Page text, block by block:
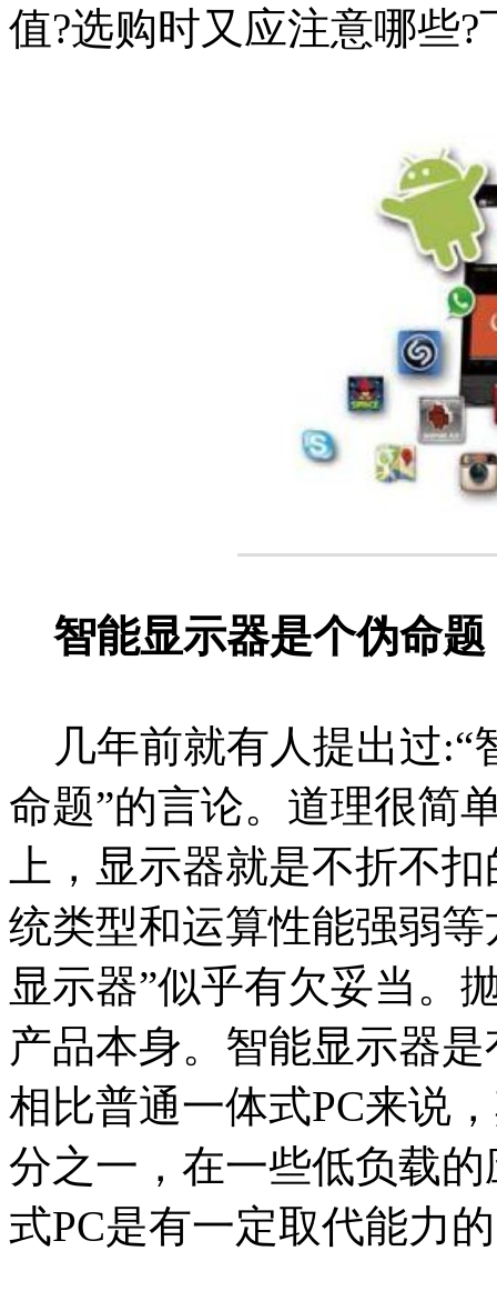
值?选购时又应注意哪些
智能显示器是个伪命题
几年前就有人提出过
命题”的言论。道理很简
上，显示器就是不折不
统类型和运算性能强弱
显示器”似乎有欠妥当。
产品本身。智能显示器
相比普通一体式PC来说
分之一，在一些低负载
式PC是有一定取代能力